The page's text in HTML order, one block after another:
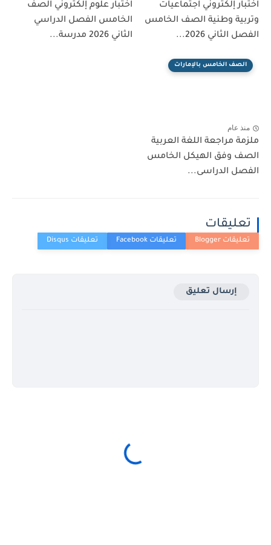
اختبار إلكتروني اجتماعيات
وتربية وطنية الصف الخامس
الفصل الثاني 2026...
اختبار علوم إلكتروني الصف
الخامس الفصل الدراسي
الثاني 2026 مدرسة...
الصف الخامس بالإمارات
منذ عام
ملزمة مراجعة اللغة العربية
الصف وفق الهيكل الخامس
الفصل الدراسى...
تعليقات
إرسال تعليق